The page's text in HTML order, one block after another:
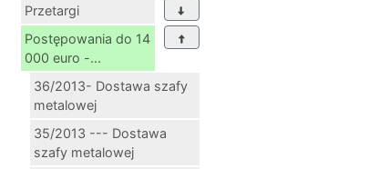
Przetargi
Postępowania do 14
000 euro -...
36/2013- Dostawa szafy
metalowej
35/2013 --- Dostawa
szafy metalowej